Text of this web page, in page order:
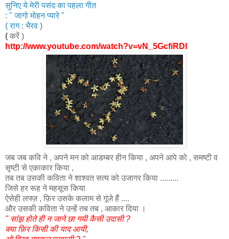
सुनिए ये मेरी पसंद का पहला गीत
: " जागो मोहन प्यारे "
( राग : भैरव )
( करें )
http://www.youtube.com/watch?v=vN_5GcfiRDI
जब जब कवि ने , अपने मन को आडम्बर हीन किया , अपने आपे को , समष्टी व
सृष्टी से एकाकार किया ,
तब तब उसकी कविता ने शाश्वत सत्य को उजागर किया .........
जिसे हर रूह ने महसूस किया
ऐसेही लफ्ज़ , फ़िर उसके कलाम से गूंजे हैं ....
और उसकी कविता ने उन्हें तब तब , आकार दिया ।
" सांझ होते ही न जाने छा गयी कैसी उदासी?
क्या फ़िर किसी की याद आयी,